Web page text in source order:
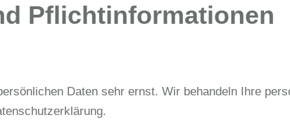
Pflichtinformationen
Daten sehr ernst. Wir behandeln Ihre